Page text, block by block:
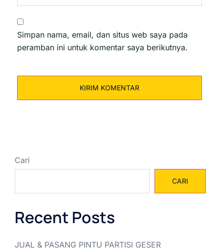
Simpan nama, email, dan situs web saya pada
peramban ini untuk komentar saya berikutnya.
Cari
CARI
Recent Posts
JUAL & PASANG PINTU PARTISI GESER